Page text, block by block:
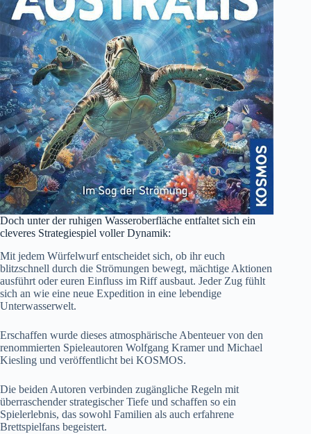
Doch unter der ruhigen Wasseroberfläche entfaltet sich ein
cleveres Strategiespiel voller Dynamik:
Mit jedem Würfelwurf entscheidet sich, ob ihr euch
blitzschnell durch die Strömungen bewegt, mächtige Aktionen
ausführt oder euren Einfluss im Riff ausbaut. Jeder Zug fühlt
sich an wie eine neue Expedition in eine lebendige
Unterwasserwelt.
Erschaffen wurde dieses atmosphärische Abenteuer von den
renommierten Spieleautoren Wolfgang Kramer und Michael
Kiesling und veröffentlicht bei KOSMOS.
Die beiden Autoren verbinden zugängliche Regeln mit
überraschender strategischer Tiefe und schaffen so ein
Spielerlebnis, das sowohl Familien als auch erfahrene
Brettspielfans begeistert.